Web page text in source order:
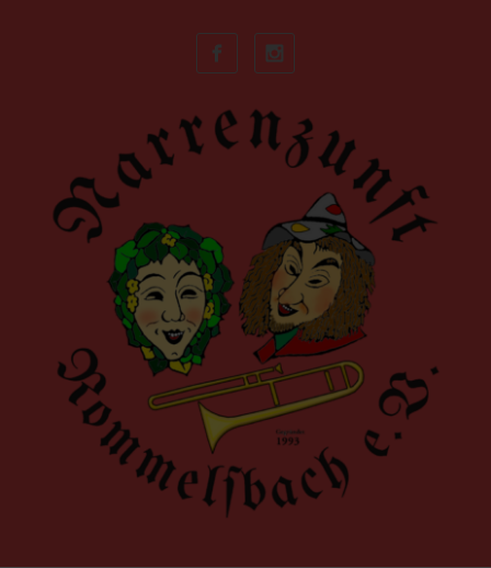
Zum Hauptinhalt springen